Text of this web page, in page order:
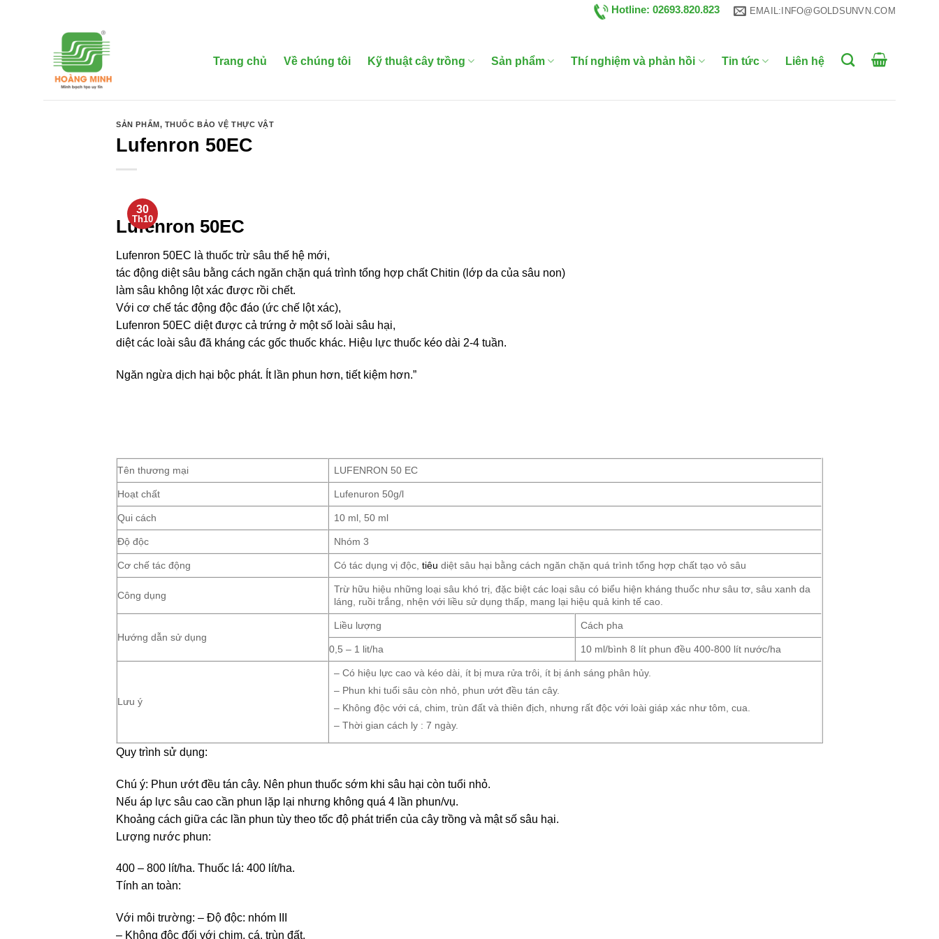
Hotline: 02693.820.823 EMAIL:INFO@GOLDSUNVN.COM
Trang chủ Về chúng tôi Kỹ thuật cây trồng Sản phẩm Thí nghiệm và phản hồi Tin tức Liên hệ
SẢN PHẨM, THUỐC BẢO VỆ THỰC VẬT
Lufenron 50EC
30
Th10
Lufenron 50EC
Lufenron 50EC làthuốc trừ sâu thế hệ mới,
tác động diệt sâu bằng cách ngăn chặn quá trình tổng hợp chất Chitin (lớp da của sâu non)
làm sâu không lột xác được rồi chết.
Với cơ chế tác động độc đáo (ức chế lột xác),
Lufenron 50EC diệt được cả trứng ở một số loài sâu hại,
diệt các loài sâu đã kháng các gốc thuốc khác. Hiệu lực thuốc kéo dài 2-4 tuần.
Ngăn ngừa dịch hại bộc phát. Ít lần phun hơn, tiết kiệm hơn.”
Tên thương mại LUFENRON 50 EC
Hoạt chất Lufenuron 50g/l
Qui cách 10 ml, 50 ml
Độ độc Nhóm 3
Cơ chế tác động Có tác dụng vị độc,tiêu diệt sâu hại bằng cách ngăn chặn quá trình tổng hợp chất tạo vỏ sâu
Công dụng
Trừ hữu hiệu những loại sâu khó trị, đặc biệt các loại sâu có biểu hiện kháng thuốc như sâu tơ, sâu xanh da
láng, ruồi trắng, nhện với liều sử dụng thấp, mang lại hiệu quả kinh tế cao.
Hướng dẫn sử dụng
Liều lượng Cách pha
0,5 – 1 lit/ha 10 ml/bình 8 lít phun đều 400-800 lít nước/ha
Lưu ý
– Có hiệu lực cao và kéo dài, ít bị mưa rửa trôi, ít bị ánh sáng phân hủy.
– Phun khi tuổi sâu còn nhỏ, phun ướt đều tán cây.
– Không độc với cá, chim, trùn đất và thiên địch, nhưng rất độc với loài giáp xác như tôm, cua.
– Thời gian cách ly : 7 ngày.
Quy trình sử dụng:
Chú ý: Phun ướt đều tán cây. Nên phun thuốc sớm khi sâu hại còn tuổi nhỏ.
Nếu áp lực sâu cao cần phun lặp lại nhưng không quá 4 lần phun/vụ.
Khoảng cách giữa các lần phun tùy theo tốc độ phát triển của cây trồng và mật số sâu hại.
Lượng nước phun:
400 – 800 lít/ha. Thuốc lá: 400 lít/ha.
Tính an toàn:
Với môi trường: – Độ độc: nhóm III
– Không độc đối với chim, cá, trùn đất.